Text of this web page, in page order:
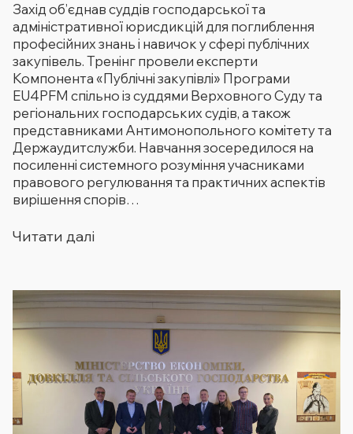
Захід об’єднав суддів господарської та
адміністративної юрисдикцій для поглиблення
професійних знань і навичок у сфері публічних
закупівель. Тренінг провели експерти
Компонента «Публічні закупівлі» Програми
EU4PFM спільно із суддями Верховного Суду та
регіональних господарських судів, а також
представниками Антимонопольного комітету та
Держаудитслужби. Навчання зосередилося на
посиленні системного розуміння учасниками
правового регулювання та практичних аспектів
вирішення спорів…
Читати далі